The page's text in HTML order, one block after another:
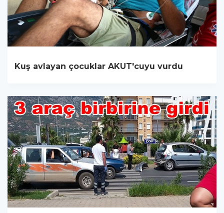
Kuş avlayan çocuklar AKUT'cuyu vurdu